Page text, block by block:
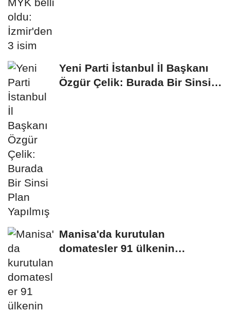
Yeni Parti İstanbul İl Başkanı
Özgür Çelik: Burada Bir Sinsi
Manisa'da kurutulan
domatesler 91 ülkenin